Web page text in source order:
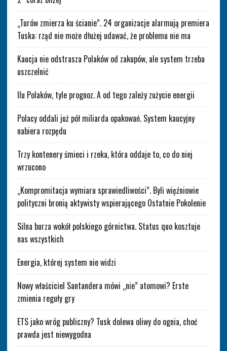
„Turów zmierza ku ścianie”. 24 organizacje alarmują premiera
Tuska: rząd nie może dłużej udawać, że problemu nie ma
Kaucja nie odstrasza Polaków od zakupów, ale system trzeba
uszczelnić
Ilu Polaków, tyle prognoz. A od tego zależy zużycie energii
Polacy oddali już pół miliarda opakowań. System kaucyjny
nabiera rozpędu
Trzy kontenery śmieci i rzeka, która oddaje to, co do niej
wrzucono
„Kompromitacja wymiaru sprawiedliwości”. Byli więźniowie
polityczni bronią aktywisty wspierającego Ostatnie Pokolenie
Silna burza wokół polskiego górnictwa. Status quo kosztuje
nas wszystkich
Energia, której system nie widzi
Nowy właściciel Santandera mówi „nie” atomowi? Erste
zmienia reguły gry
ETS jako wróg publiczny? Tusk dolewa oliwy do ognia, choć
prawda jest niewygodna